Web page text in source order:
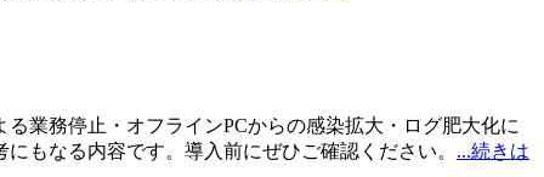
業務停止・オフラインPCからの感染拡大・ログ肥大化に
もなる内容です。導入前にぜひご確認ください。 ...続きは